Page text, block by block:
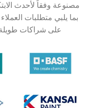
مصنوعة وفقاً لأحدث
بما يلبي متطلبات
على شراكات طويلة